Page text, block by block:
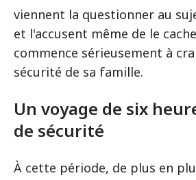
viennent la questionner au
et l'accusent même de le
commence sérieusement à
sécurité de sa famille.
Un voyage de six
de sécurité
À cette période, de plus en